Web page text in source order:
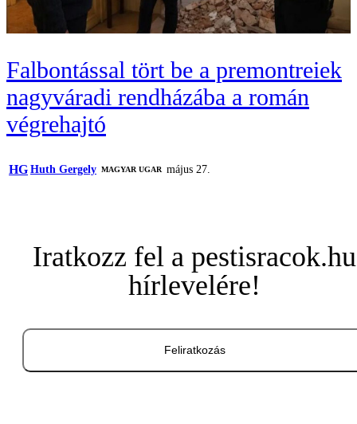
Falbontással tört be a premontreiek
nagyváradi rendházába a román
végrehajtó
HG Huth Gergely MAGYAR UGAR május 27.
Iratkozz fel a pestisracok.hu
hírlevelére!
Feliratkozás